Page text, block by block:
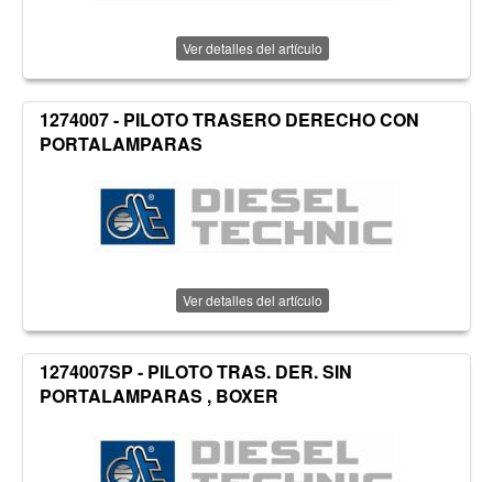
Ver detalles del artículo
1274007 - PILOTO TRASERO DERECHO CON
PORTALAMPARAS
Ver detalles del artículo
1274007SP - PILOTO TRAS. DER. SIN
PORTALAMPARAS , BOXER